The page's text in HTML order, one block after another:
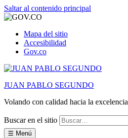
Saltar al contenido principal
Mapa del sitio
Accesibilidad
Gov.co
JUAN PABLO SEGUNDO
Volando con calidad hacia la excelencia
Buscar en el sitio
☰ Menú